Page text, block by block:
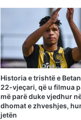
Historia e trishtë e
22-vjeçari, që u filmua
më parë duke vjedhur
dhomat e zhveshjes,
jetën